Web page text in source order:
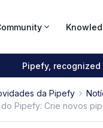
Pipefy,
da Pipefy
Pipefy: Crie novos